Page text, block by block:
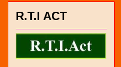
R.T.I ACT